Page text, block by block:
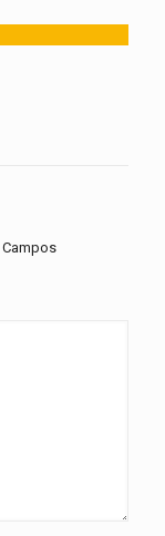
Campos